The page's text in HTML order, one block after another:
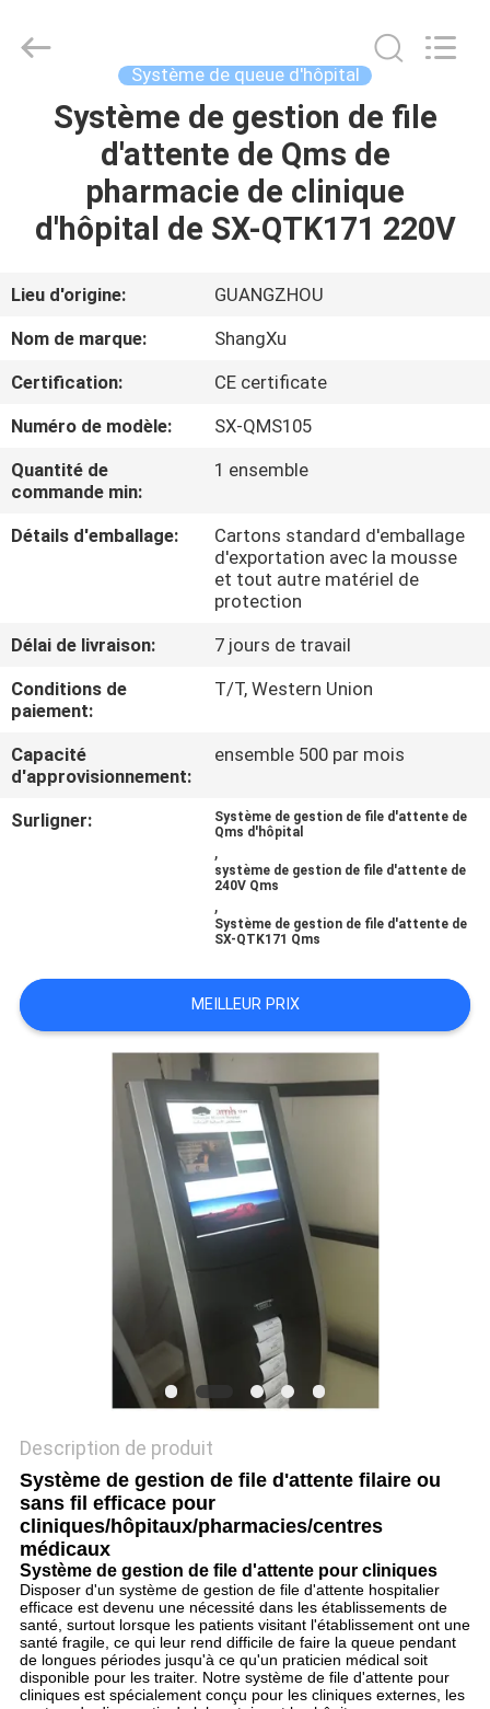
MAISON
PRODUITS
SUJET
DE
NOUS
VISITE
D'USINE
CONTRÔLE
CONTACTEZ-
NOUS
NOUVELLES
PLAN
Co.,Ltd.
Système de queue d'hôpital
Système de gestion de file
d'attente de Qms de
pharmacie de clinique
d'hôpital de SX-QTK171 220V
Lieu d'origine:
GUANGZHOU
Nom de marque:
ShangXu
Certification:
CE certificate
Numéro de modèle:
SX-QMS105
Quantité de
commande min:
1 ensemble
Détails d'emballage:
Cartons standard d'emballage
d'exportation avec la mousse
et tout autre matériel de
protection
Délai de livraison:
7 jours de travail
Conditions de
paiement:
T/T, Western Union
Capacité
d'approvisionnement:
ensemble 500 par mois
Surligner:
Système de gestion de file d'attente de
Qms d'hôpital
,
système de gestion de file d'attente de
240V Qms
,
Système de gestion de file d'attente de
SX-QTK171 Qms
MEILLEUR PRIX
Description de produit
Système de gestion de file d'attente filaire ou
sans fil efficace pour
cliniques/hôpitaux/pharmacies/centres
médicaux
Système de gestion de file d'attente pour cliniques
Disposer d'un système de gestion de file d'attente hospitalier
efficace est devenu une nécessité dans les établissements de
santé, surtout lorsque les patients visitant l'établissement ont une
santé fragile, ce qui leur rend difficile de faire la queue pendant
de longues périodes jusqu'à ce qu'un praticien médical soit
disponible pour les traiter. Notre système de file d'attente pour
cliniques est spécialement conçu pour les cliniques externes, les